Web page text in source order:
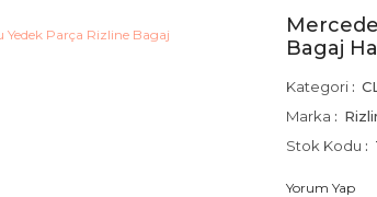
Bagaj
Kategori
Marka
Stok Kodu
Yorum Yap